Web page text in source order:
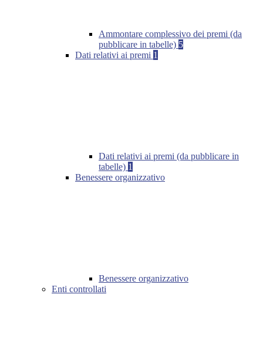
Ammontare complessivo dei premi (da
pubblicare in tabelle) 5
Dati relativi ai premi 1
Dati relativi ai premi (da pubblicare in
tabelle) 1
Benessere organizzativo
Benessere organizzativo
Enti controllati